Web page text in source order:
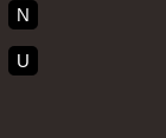
N
U